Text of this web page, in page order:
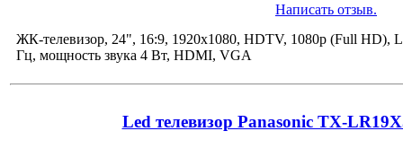
Написать отзыв.
ЖК-телевизор, 24", 16:9, 1920x1080, HDTV, 1080p (Full HD),
Гц, мощность звука 4 Вт, HDMI, VGA
Led телевизор Panasonic TX-